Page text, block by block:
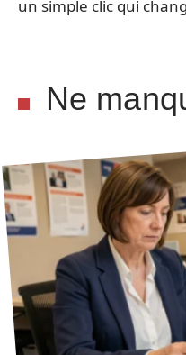
un simple clic qui
Ne